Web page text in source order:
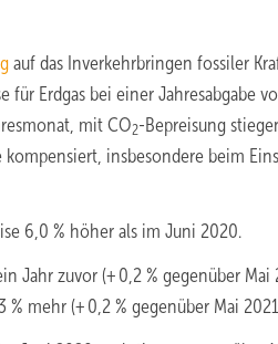
auf das Inverkehrbringen fossiler
Erdgas bei einer Jahresabgabe
mit CO2-Bepreisung
insbesondere beim
6,0 % höher als im Juni 2020.
Jahr zuvor (+ 0,2 % gegenüber Mai
mehr (+ 0,2 % gegenüber Mai